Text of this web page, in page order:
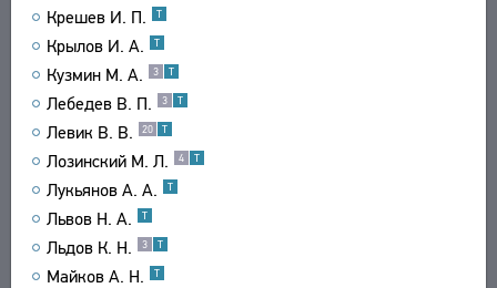
Крешев И. П. Т
Крылов И. А. Т
Кузмин М. А. 3 Т
Лебедев В. П. 3 Т
Левик В. В. 20 Т
Лозинский М. Л. 4 Т
Лукьянов А. А. Т
Львов Н. А. Т
Льдов К. Н. 3 Т
Майков А. Н. Т